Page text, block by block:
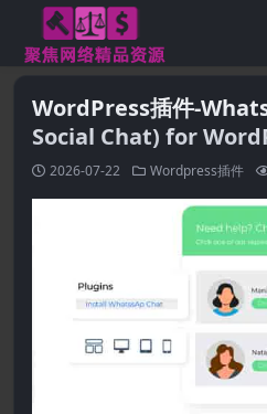
WordPress插件-
Social Chat) for
2026-07-22 Wordpress插件